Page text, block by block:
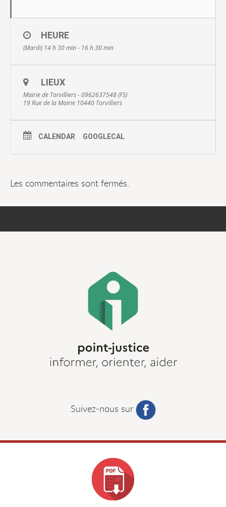
HEURE
(Mardi) 14 h 30 min - 16 h 30 min
LIEUX
Mairie de Torvilliers - 0962637548 (FS)
19 Rue de la Mairie 10440 Torvilliers
CALENDAR GOOGLECAL
Les commentaires sont fermés.
Suivez-nous sur